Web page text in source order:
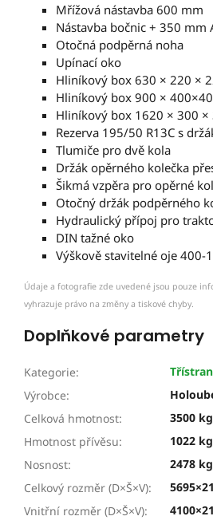
Mřížová nástavba 600 mm
Nástavba bočnic + 350 mm
Otočná podpěrná noha
Upínací oko
Hliníkový box 630 × 220 ×
Hliníkový box 900 ×
Hliníkový box 1620 × 300 ×
Rezerva 195/50 R13C s
Tlumiče pro dvě kola
Držák opěrného kolečka
Šikmá vzpěra pro opěrné
Otočný držák podpěrného
Hydraulický přípoj pro
DIN tažné oko
Výškově stavitelné oje 400-
Údaje a fotografie zde uvedené jsou pouze
vyhrazuje právo na změny a tiskové chyby.
Doplňkové parametry
Kategorie:
Výrobce:
Celková hmotnost:
3500 kg
Hmotnost přívěsu:
1022 kg
Nosnost:
2478 kg
Celkový rozměr (D×Š×V):
Vnitřní rozměr (D×Š×V):